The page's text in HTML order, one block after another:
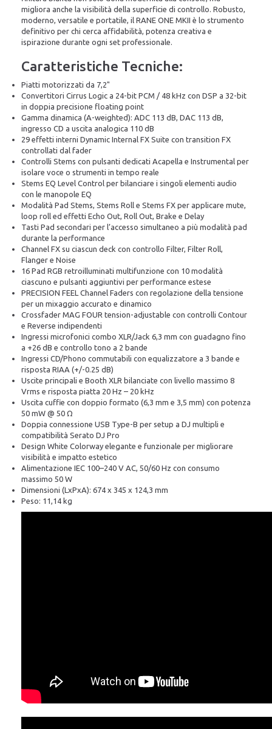
migliora anche la visibilità della superficie di controllo. Robusto,
moderno, versatile e portatile, il RANE ONE MKII è lo strumento
definitivo per chi cerca affidabilità, potenza creativa e
ispirazione durante ogni set professionale.
Caratteristiche Tecniche:
Piatti motorizzati da 7,2"
Convertitori Cirrus Logic a 24-bit PCM / 48 kHz con DSP a 32-bit
in doppia precisione floating point
Gamma dinamica (A-weighted): ADC 113 dB, DAC 113 dB,
ingresso CD a uscita analogica 110 dB
29 effetti interni Dynamic Internal FX Suite con transition FX
controllati dal fader
Controlli Stems con pulsanti dedicati Acapella e Instrumental per
isolare voce o strumenti in tempo reale
Stems EQ Level Control per bilanciare i singoli elementi audio
con le manopole EQ
Modalità Pad Stems, Stems Roll e Stems FX per applicare mute,
loop roll ed effetti Echo Out, Roll Out, Brake e Delay
Tasti Pad secondari per l’accesso simultaneo a più modalità pad
durante la performance
Channel FX su ciascun deck con controllo Filter, Filter Roll,
Flanger e Noise
16 Pad RGB retroilluminati multifunzione con 10 modalità
ciascuno e pulsanti aggiuntivi per performance estese
PRECISION FEEL Channel Faders con regolazione della tensione
per un mixaggio accurato e dinamico
Crossfader MAG FOUR tension-adjustable con controlli Contour
e Reverse indipendenti
Ingressi microfonici combo XLR/Jack 6,3 mm con guadagno fino
a +26 dB e controllo tono a 2 bande
Ingressi CD/Phono commutabili con equalizzatore a 3 bande e
risposta RIAA (+/-0.25 dB)
Uscite principali e Booth XLR bilanciate con livello massimo 8
Vrms e risposta piatta 20 Hz – 20 kHz
Uscita cuffie con doppio formato (6,3 mm e 3,5 mm) con potenza
50 mW @ 50 Ω
Doppia connessione USB Type-B per setup a DJ multipli e
compatibilità Serato DJ Pro
Design White Colorway elegante e funzionale per migliorare
visibilità e impatto estetico
Alimentazione IEC 100–240 V AC, 50/60 Hz con consumo
massimo 50 W
Dimensioni (LxPxA): 674 x 345 x 124,3 mm
Peso: 11,14 kg